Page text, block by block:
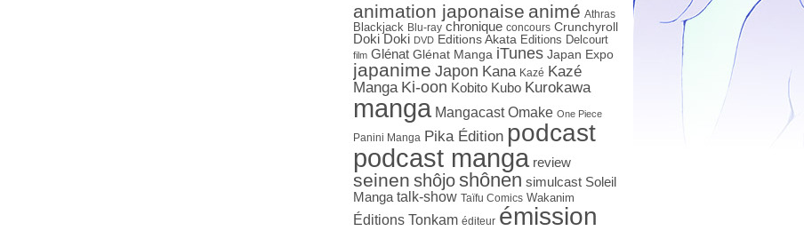
animation japonaise animé Athras
Blackjack Blu-ray chronique concours Crunchyroll
Doki Doki DVD Editions Akata Editions Delcourt
film Glénat Glénat Manga iTunes Japan Expo
japanime Japon Kana Kazé Kazé
Manga Ki-oon Kobito Kubo Kurokawa
manga Mangacast Omake One Piece
Panini Manga Pika Édition podcast
podcast manga review
seinen shôjoshônen simulcast Soleil
Manga talk-show Taïfu Comics Wakanim
Éditions Tonkam éditeur émission